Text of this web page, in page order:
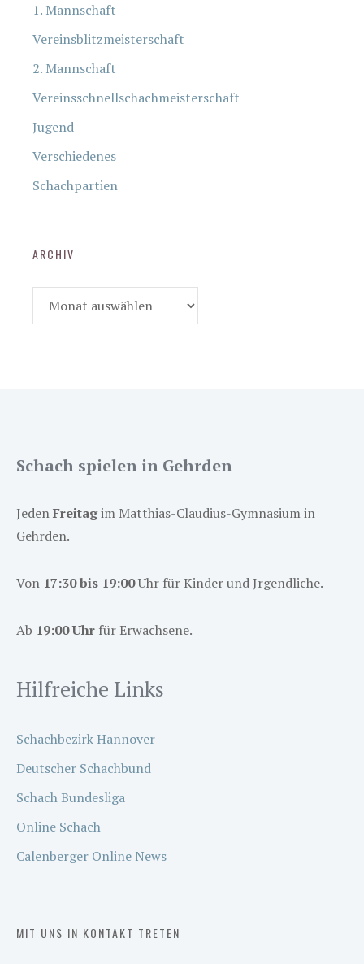
1. Mannschaft
Vereinsblitzmeisterschaft
2. Mannschaft
Vereinsschnellschachmeisterschaft
Jugend
Verschiedenes
Schachpartien
ARCHIV
Archiv
Schach spielen in Gehrden
JedenFreitagim Matthias-Claudius-Gymnasium in
Gehrden.
Von 17:30 bis 19:00Uhr für Kinder und Jrgendliche.
Ab 19:00 Uhr für Erwachsene.
Hilfreiche Links
Schachbezirk Hannover
Deutscher Schachbund
Schach Bundesliga
Online Schach
Calenberger Online News
MIT UNS IN KONTAKT TRETEN